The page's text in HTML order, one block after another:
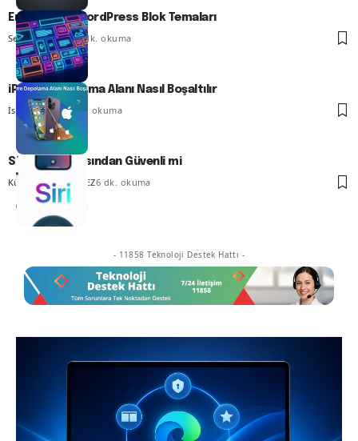
En İyi 13 FSE WordPress Blok Temaları
Serdar TATLISU8 dk. okuma
iPhone Depolama Alanı Nasıl Boşaltılır
İsmail YILDIZ6 dk. okuma
Siri Gizlilik Açısından Güvenli mi
Kübra GÜLDÖKMEZ6 dk. okuma
- 11858 Teknoloji Destek Hattı -